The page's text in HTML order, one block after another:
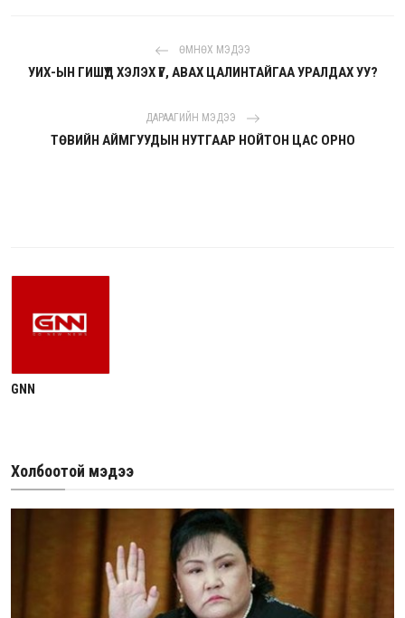
ӨМНӨХ МЭДЭЭ
УИХ-ЫН ГИШҮҮД ХЭЛЭХ ҮГ, АВАХ ЦАЛИНТАЙГАА УРАЛДАХ УУ?
ДАРААГИЙН МЭДЭЭ
ТӨВИЙН АЙМГУУДЫН НУТГААР НОЙТОН ЦАС ОРНО
GNN
Холбоотой мэдээ